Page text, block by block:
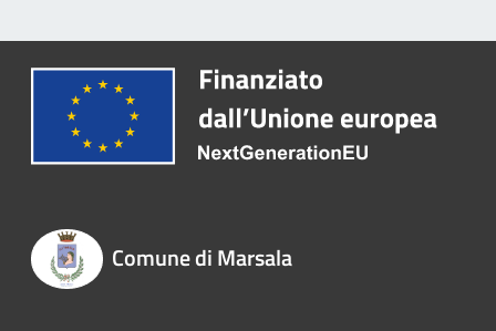
Comune di Marsala